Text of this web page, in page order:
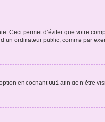
permet d’éviter que votre
ordinateur public, comme par
en cochantOui afin de n’être